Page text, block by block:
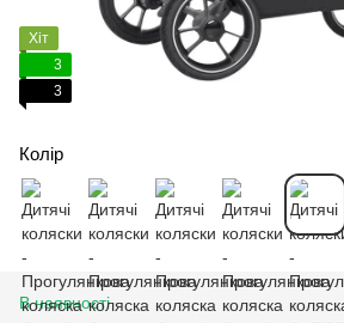
Хіт
3
3
Колір
В наявності